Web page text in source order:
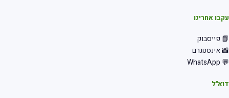
אחרינו
פייסבוק
אינסטגרם
💬